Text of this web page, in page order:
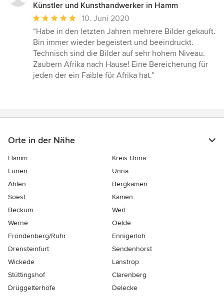
Künstler und Kunsthandwerker in Hamm
Durchschnittliche
Bewertung:
5
von
5
Sternen
10. Juni 2020
“Habe in den letzten Jahren mehrere Bilder gekauft.
Bin immer wieder begeistert und beeindruckt.
Technisch sind die Bilder auf sehr hohem Niveau.
Zaubern Afrika nach Hause! Eine Bereicherung für
jeden der ein Faible für Afrika hat.”
Orte in der Nähe
Hamm
Kreis Unna
Lünen
Unna
Ahlen
Bergkamen
Soest
Kamen
Beckum
Werl
Werne
Oelde
Fröndenberg/Ruhr
Ennigerloh
Drensteinfurt
Sendenhorst
Wickede
Lanstrop
Stüttingshof
Clarenberg
Drüggelterhöfe
Delecke